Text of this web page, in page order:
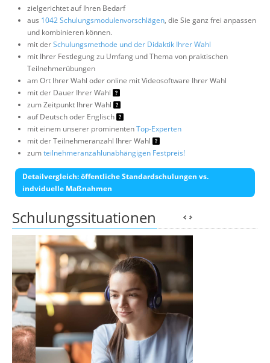
zielgerichtet auf Ihren Bedarf
aus 1042 Schulungsmodulenvorschlägen, die Sie ganz frei anpassen
und kombinieren können.
mit derSchulungsmethode und der Didaktik Ihrer Wahl
mit Ihrer Festlegung zu Umfang und Thema von praktischen
Teilnehmerübungen
am Ort Ihrer Wahl oder online mit Videosoftware Ihrer Wahl
mit der Dauer Ihrer Wahl
zum Zeitpunkt Ihrer Wahl
auf Deutsch oder Englisch
mit einem unserer prominentenTop-Experten
mit der Teilnehmeranzahl Ihrer Wahl
zumteilnehmeranzahlunabhängigen Festpreis!
Detailvergleich: öffentliche Standardschulungen vs.
indviduelle Maßnahmen
Schulungssituationen